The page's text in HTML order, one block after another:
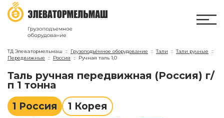
ТД Элеватормельмаш Грузоподъёмное оборудование Тали
Тали ручные
Передвижные
Россия Ручная таль 1,0
Таль ручная передвижная (Россия) г/
п 1 тонна
1 Россия
1 Корея